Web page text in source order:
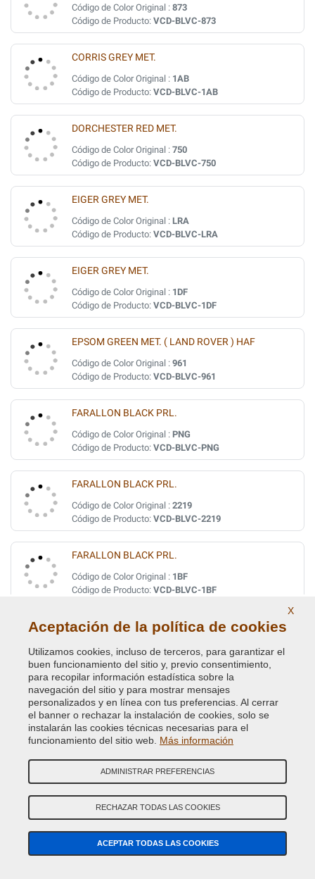
Código de Color Original : 873
Código de Producto: VCD-BLVC-873
CORRIS GREY MET.
Código de Color Original : 1AB
Código de Producto: VCD-BLVC-1AB
DORCHESTER RED MET.
Código de Color Original : 750
Código de Producto: VCD-BLVC-750
EIGER GREY MET.
Código de Color Original : LRA
Código de Producto: VCD-BLVC-LRA
EIGER GREY MET.
Código de Color Original : 1DF
Código de Producto: VCD-BLVC-1DF
EPSOM GREEN MET. ( LAND ROVER ) HAF
Código de Color Original : 961
Código de Producto: VCD-BLVC-961
FARALLON BLACK PRL.
Código de Color Original : PNG
Código de Producto: VCD-BLVC-PNG
FARALLON BLACK PRL.
Código de Color Original : 2219
Código de Producto: VCD-BLVC-2219
FARALLON BLACK PRL.
Código de Color Original : 1BF
Código de Producto: VCD-BLVC-1BF
FIRENZA RED PRL
Código de Color Original : 1AF
Código de Producto:VCD-BLVC-1AF
FIRENZE RED MET.
Código de Color Original :868
Código de Producto:VCD-BLVC-868
GALWAY GREEN MET. (L.R.)
Código de Producto:VCD-BLVC-821
GIVERNEY GREEN MET.
X
Aceptación de la política de cookies
Utilizamos cookies, incluso de terceros, para garantizar el
buen funcionamiento del sitio y, previo consentimiento,
para recopilar información estadística sobre la
navegación del sitio y para mostrar mensajes
personalizados y en línea con tus preferencias. Al cerrar
el banner o rechazar la instalación de cookies, solo se
instalarán las cookies técnicas necesarias para el
funcionamiento del sitio web. Más información
ADMINISTRAR PREFERENCIAS
RECHAZAR TODAS LAS COOKIES
ACEPTAR TODAS LAS COOKIES